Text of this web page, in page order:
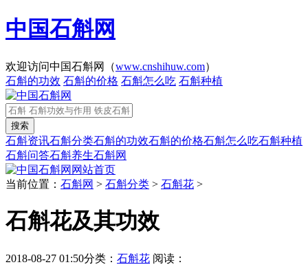
中国石斛网
欢迎访问中国石斛网（www.cnshihuw.com）
石斛的功效 石斛的价格 石斛怎么吃 石斛种植
石斛资讯石斛分类石斛的功效石斛的价格石斛怎么吃石斛种植
石斛问答石斛养生石斛网
网站首页
当前位置： 石斛网 > 石斛分类 > 石斛花 >
石斛花及其功效
2018-08-27 01:50分类： 石斛花 阅读：